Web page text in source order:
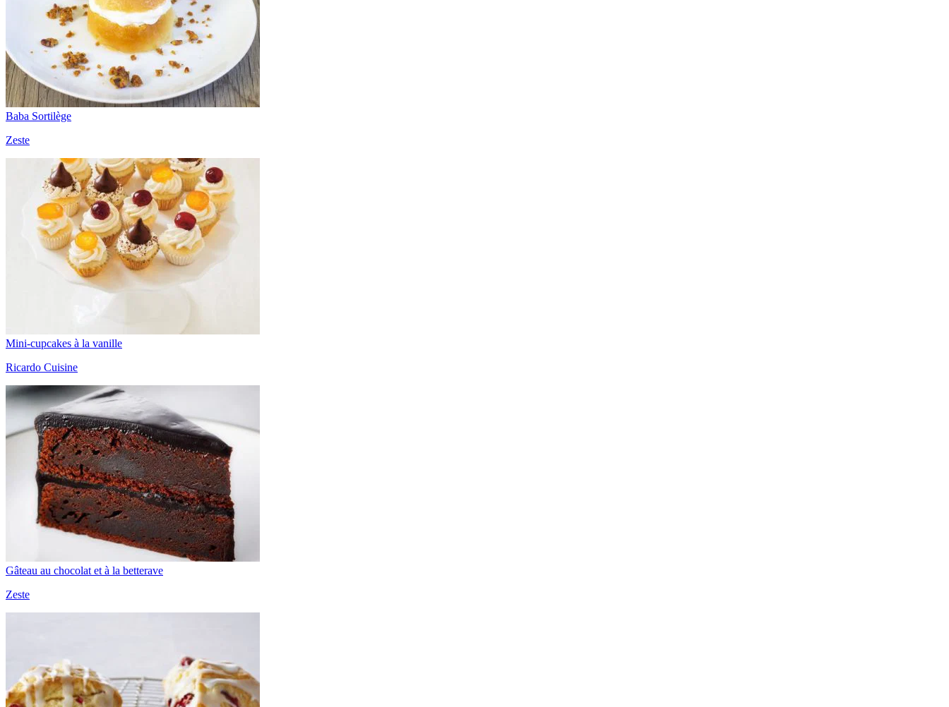
Baba Sortilège
Zeste
Mini-cupcakes à la vanille
Ricardo Cuisine
Gâteau au chocolat et à la betterave
Zeste